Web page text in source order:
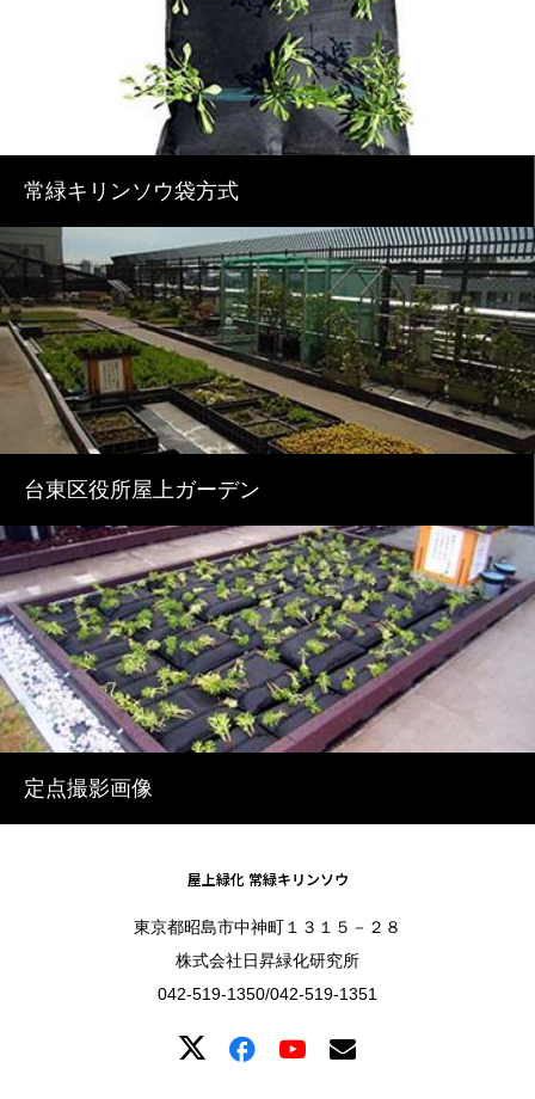
常緑キリンソウ袋方式
台東区役所屋上ガーデン
定点撮影画像
屋上緑化 常緑キリンソウ
東京都昭島市中神町１３１５－２８
株式会社日昇緑化研究所
042-519-1350/042-519-1351